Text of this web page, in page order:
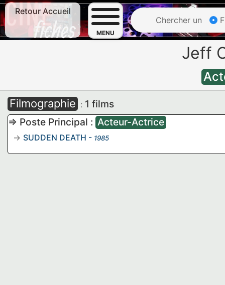
Retour Accueil
MENU
Chercher un
Jeff
Filmographie : 1 films
=> Poste Principal : Acteur-Actrice
SUDDEN DEATH - 1985